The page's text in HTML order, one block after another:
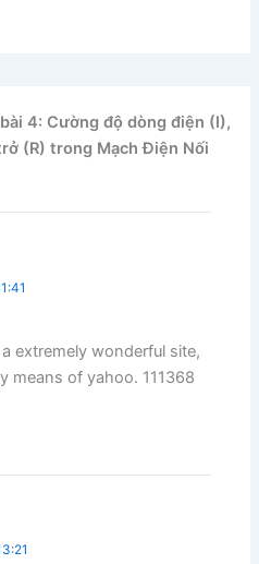
4: Cường độ dòng điện (I),
(R) trong Mạch Điện Nối
extremely wonderful site,
means of yahoo. 111368